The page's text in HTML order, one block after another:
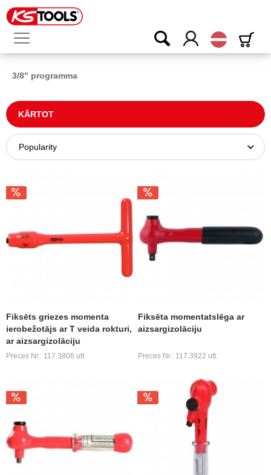
Latvijas
3/8" programma
KĀRTOT
Fiksēts griezes momenta
ierobežotājs ar T veida rokturi,
ar aizsargizolāciju
Preces Nr.: 117.3806 utt.
Fiksēta momentatslēga ar
aizsargizolāciju
Preces Nr.: 117.3922 utt.